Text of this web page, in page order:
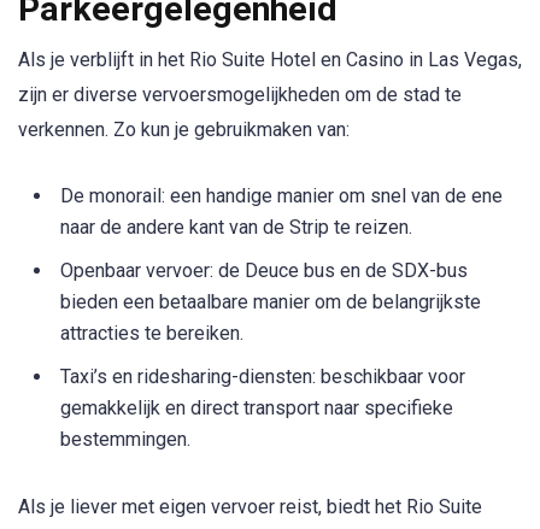
Parkeergelegenheid
Als je verblijft in het Rio Suite Hotel en Casino in Las Vegas,
zijn er diverse vervoersmogelijkheden om de stad te
verkennen. Zo kun je gebruikmaken van:
De monorail: een handige manier om snel van de ene
naar de andere kant van de Strip te reizen.
Openbaar vervoer: de Deuce bus en de SDX-bus
bieden een betaalbare manier om de belangrijkste
attracties te bereiken.
Taxi’s en ridesharing-diensten: beschikbaar voor
gemakkelijk en direct transport naar specifieke
bestemmingen.
Als je liever met eigen vervoer reist, biedt het Rio Suite